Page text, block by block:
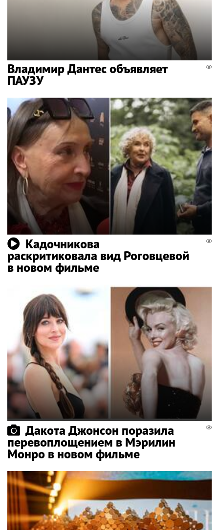
Владимир Дантес объявляет
ПАУЗУ
Кадочникова
раскритиковала вид Роговцевой
в новом фильме
Дакота Джонсон поразила
перевоплощением в Мэрилин
Монро в новом фильме